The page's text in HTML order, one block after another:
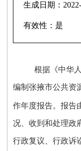
生成日期：
有效性： 是
根据《中华
编制张掖市公共资
作年度报告。报告
况、收到和处理政
行政复议、行政诉